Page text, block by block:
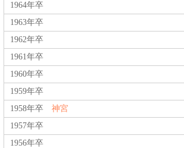
1964年卒
1963年卒
1962年卒
1961年卒
1960年卒
1959年卒
1958年卒 神宮
1957年卒
1956年卒